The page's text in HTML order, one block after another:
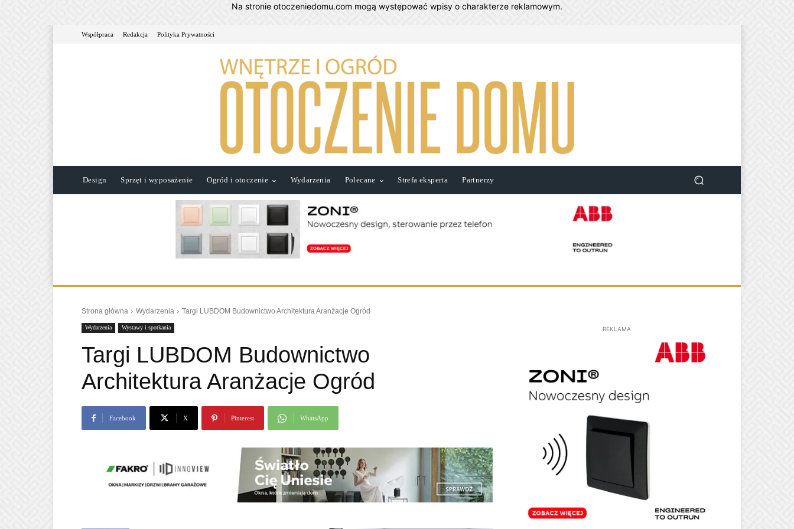
Na stronie otoczeniedomu.com mogą występować wpisy o charakterze reklamowym.
Współpraca Redakcja Polityka Prywatności
Design Sprzęt i wyposażenie Ogród i otoczenie Wydarzenia Polecane Strefa eksperta Partnerzy
Strona główna Wydarzenia Targi LUBDOM Budownictwo Architektura Aranżacje Ogród
Wydarzenia Wystawy i spotkania
Targi LUBDOM Budownictwo
Architektura Aranżacje Ogród
Facebook X Pinterest WhatsApp
REKLAMA